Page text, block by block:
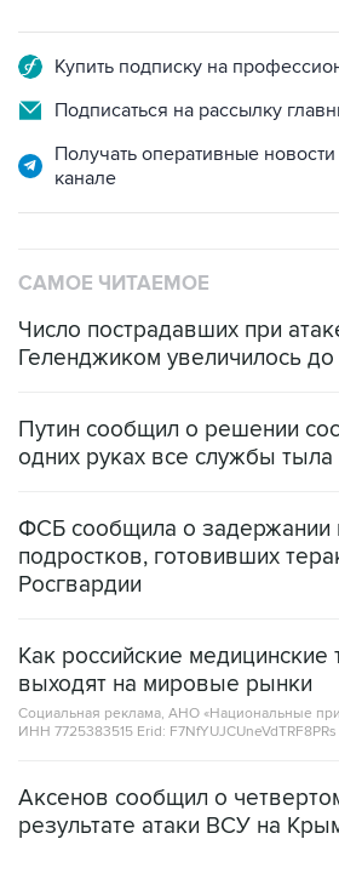
Купить подписку на
Подписаться на рассылку
Получать оперативные
канале
САМОЕ ЧИТАЕМОЕ
Число пострадавших при
Геленджиком увеличилось
Путин сообщил о решении
одних руках все службы
ФСБ сообщила о задержании
подростков, готовивших
Росгвардии
Как российские медицинские
выходят на мировые рынки
Социальная реклама, АНО «Национальные
ИНН 7725383515 Erid: F7NfYUJCUneVdTRF8PRs
Аксенов сообщил о
результате атаки ВСУ на